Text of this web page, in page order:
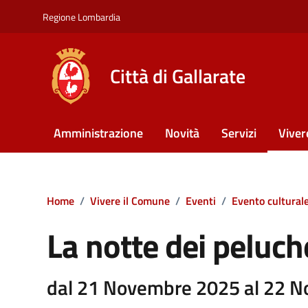
Regione Lombardia
Città di Gallarate
Amministrazione Novità Servizi
Home / Vivere il Comune / Eventi / Evento
La notte dei
dal 21 Novembre 2025 al 22